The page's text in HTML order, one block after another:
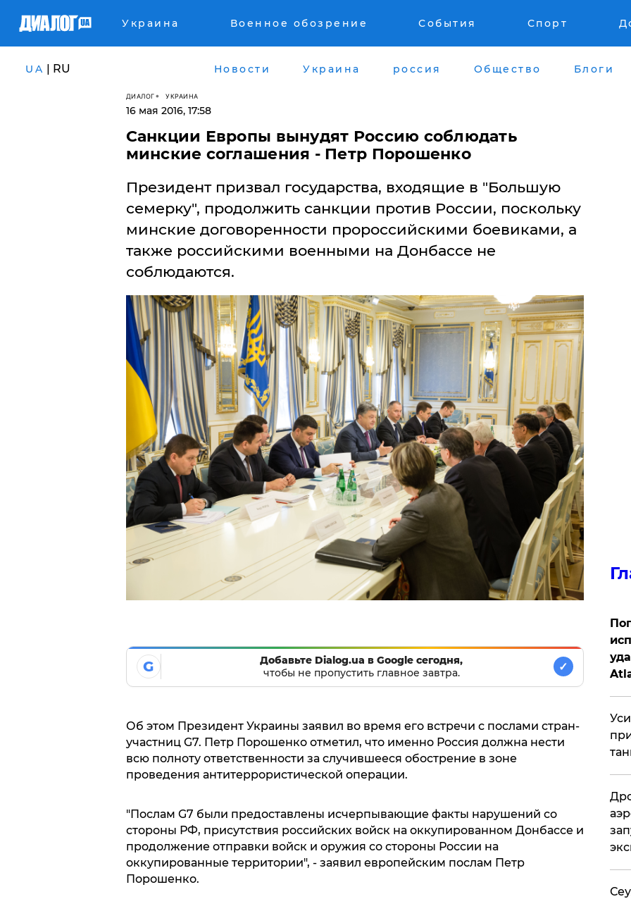
Украина Военное обозрение События Спорт
UA | RU Новости Украина россия Общество Блоги
ДИАЛОГ УКРАИНА
16 мая 2016, 17:58
Санкции Европы вынудят Россию соблюдать
минские соглашения - Петр Порошенко
Президент призвал государства, входящие в "Большую
семерку", продолжить санкции против России, поскольку
минские договоренности пророссийскими боевиками, а
также российскими военными на Донбассе не
соблюдаются.
G
Добавьте Dialog.ua в Google сегодня,
чтобы не пропустить главное завтра.
✓
Об этом Президент Украины заявил во время его встречи с послами стран-
участниц G7. Петр Порошенко отметил, что именно Россия должна нести
всю полноту ответственности за случившееся обострение в зоне
проведения антитеррористической операции.
"Послам G7 были предоставлены исчерпывающие факты нарушений со
стороны РФ, присутствия российских войск на оккупированном Донбассе и
продолжение отправки войск и оружия со стороны России на
оккупированные территории", - заявил европейским послам Петр
Порошенко.